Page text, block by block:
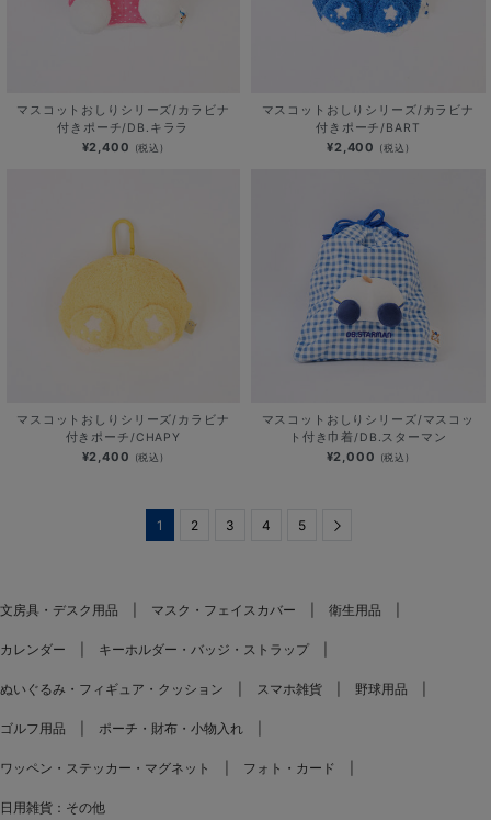
マスコットおしりシリーズ/カラビナ
付きポーチ/DB.キララ
¥2,400 (税込)
マスコットおしりシリーズ/カラビナ
付きポーチ/BART
¥2,400 (税込)
マスコットおしりシリーズ/カラビナ
付きポーチ/CHAPY
¥2,400 (税込)
マスコットおしりシリーズ/マスコッ
ト付き巾着/DB.スターマン
¥2,000 (税込)
1 2 3 4 5
文房具・デスク用品 マスク・フェイスカバー 衛生用品
カレンダー キーホルダー・バッジ・ストラップ
ぬいぐるみ・フィギュア・クッション スマホ雑貨 野球用品
ゴルフ用品 ポーチ・財布・小物入れ
ワッペン・ステッカー・マグネット フォト・カード
日用雑貨：その他